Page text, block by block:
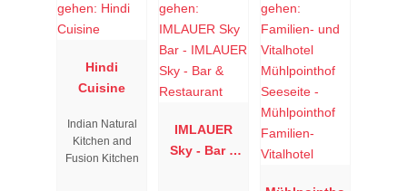
Hindi
Cuisine
Indian Natural
Kitchen and
Fusion Kitchen
IMLAUER
Sky - Bar &